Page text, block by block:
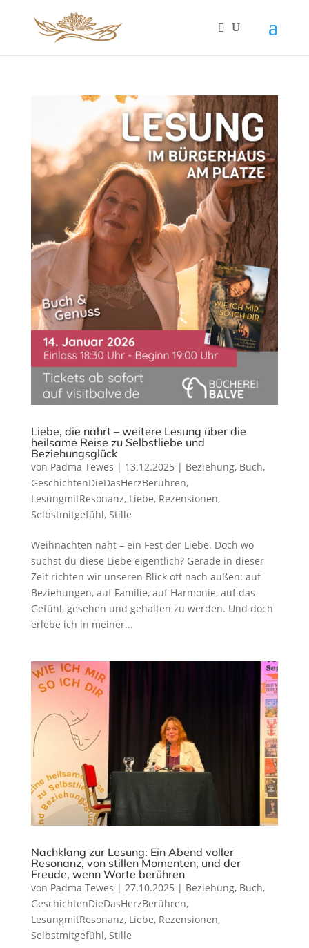
Liebe, die nährt – weitere Lesung über die
heilsame Reise zu Selbstliebe und
Beziehungsglück
von Padma Tewes | 13.12.2025 | Beziehung, Buch,
GeschichtenDieDasHerzBerühren,
LesungmitResonanz, Liebe, Rezensionen,
Selbstmitgefühl, Stille
Weihnachten naht – ein Fest der Liebe. Doch wo
suchst du diese Liebe eigentlich? Gerade in dieser
Zeit richten wir unseren Blick oft nach außen: auf
Beziehungen, auf Familie, auf Harmonie, auf das
Gefühl, gesehen und gehalten zu werden. Und doch
erlebe ich in meiner...
Nachklang zur Lesung: Ein Abend voller
Resonanz, von stillen Momenten, und der
Freude, wenn Worte berühren
von Padma Tewes | 27.10.2025 | Beziehung, Buch,
GeschichtenDieDasHerzBerühren,
LesungmitResonanz, Liebe, Rezensionen,
Selbstmitgefühl, Stille